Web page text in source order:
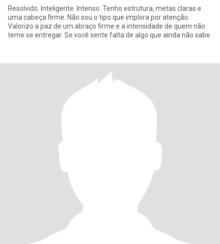
Resolvido. Inteligente. Intenso. Tenho estrutura, metas claras e
uma cabeça firme. Não sou o tipo que implora por atenção.
Valorizo a paz de um abraço firme e a intensidade de quem não
teme se entregar. Se você sente falta de algo que ainda não sabe